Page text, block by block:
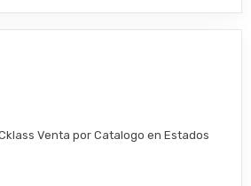
Venta por Catalogo en Estados